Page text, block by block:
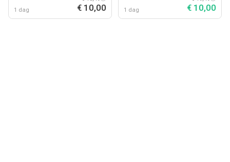
1 dag € 10,00 1 dag € 10,00